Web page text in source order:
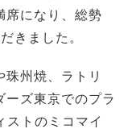
席になり、総勢
きました。
州焼、ラトリ
ーズ東京でのプラ
ストのミコマイ